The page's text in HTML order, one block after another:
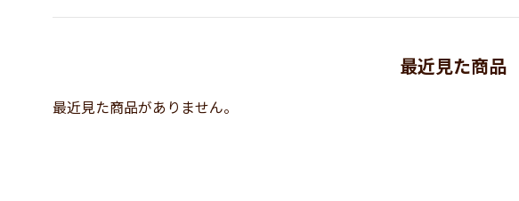
最近見た商品
最近見た商品がありません。